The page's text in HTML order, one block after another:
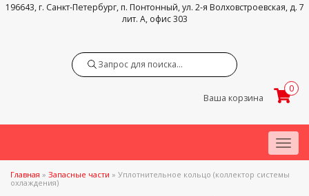
196643, г. Санкт-Петербург, п. Понтонный, ул. 2-я Волховстроевская, д. 7
лит. А, офис 303
Ваша корзина
0
Menu
Главная » Запасные части » Уплотнительное кольцо (коллектор системы
охлаждения)